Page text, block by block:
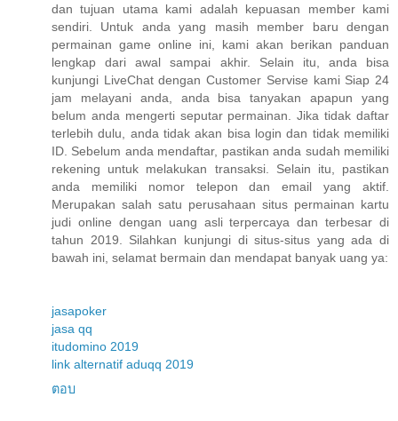
dan tujuan utama kami adalah kepuasan member kami
sendiri. Untuk anda yang masih member baru dengan
permainan game online ini, kami akan berikan panduan
lengkap dari awal sampai akhir. Selain itu, anda bisa
kunjungi LiveChat dengan Customer Servise kami Siap 24
jam melayani anda, anda bisa tanyakan apapun yang
belum anda mengerti seputar permainan. Jika tidak daftar
terlebih dulu, anda tidak akan bisa login dan tidak memiliki
ID. Sebelum anda mendaftar, pastikan anda sudah memiliki
rekening untuk melakukan transaksi. Selain itu, pastikan
anda memiliki nomor telepon dan email yang aktif.
Merupakan salah satu perusahaan situs permainan kartu
judi online dengan uang asli terpercaya dan terbesar di
tahun 2019. Silahkan kunjungi di situs-situs yang ada di
bawah ini, selamat bermain dan mendapat banyak uang ya:
jasapoker
jasa qq
itudomino 2019
link alternatif aduqq 2019
ตอบ